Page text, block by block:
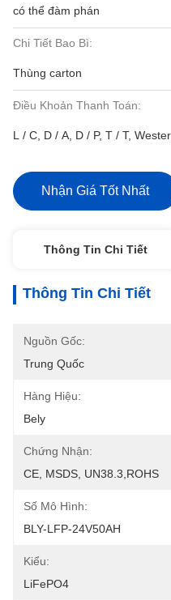
có thể đàm phán
Chi Tiết Bao Bì:
Thùng carton
Điều Khoản Thanh Toán:
L / C, D / A, D / P, T / T,
Nhận Giá Tốt Nhất
Thông Tin Chi Tiết
Thông Tin Chi Tiết
Nguồn Gốc:
Trung Quốc
Hàng Hiệu:
Bely
Chứng Nhận:
CE, MSDS, UN38.3,ROHS
Số Mô Hình:
BLY-LFP-24V50AH
Kiểu:
LiFePO4